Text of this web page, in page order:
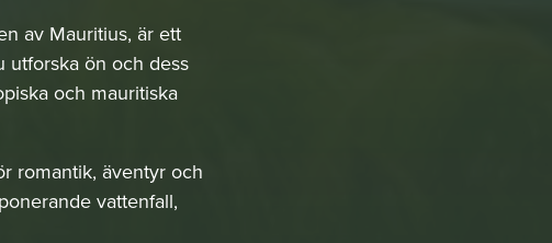
av Mauritius, är ett
utforska ön och dess
och mauritiska
romantik, äventyr och
vattenfall,